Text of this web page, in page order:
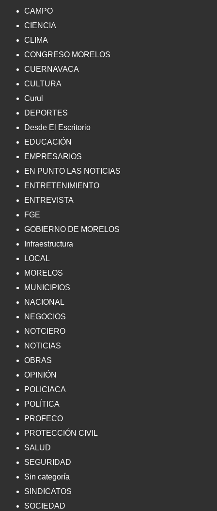
CAMPO
CIENCIA
CLIMA
CONGRESO MORELOS
CUERNAVACA
CULTURA
Curul
DEPORTES
Desde El Escritorio
EDUCACIÓN
EMPRESARIOS
EN PUNTO LAS NOTICIAS
ENTRETENIMIENTO
ENTREVISTA
FGE
GOBIERNO DE MORELOS
Infraestructura
LOCAL
MORELOS
MUNICIPIOS
NACIONAL
NEGOCIOS
NOTCIERO
NOTICIAS
OBRAS
OPINIÓN
POLICIACA
POLÍTICA
PROFECO
PROTECCIÓN CIVIL
SALUD
SEGURIDAD
Sin categoría
SINDICATOS
SOCIEDAD